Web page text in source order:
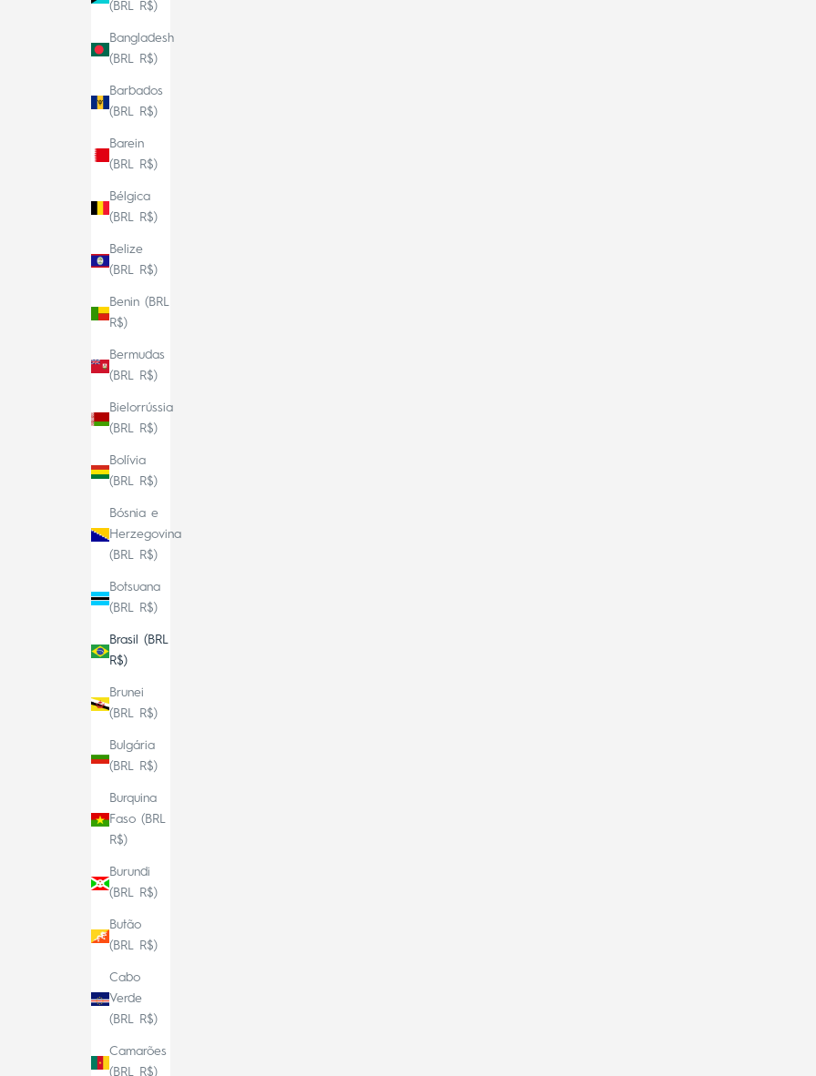
(BRL R$)
Bangladesh
(BRL R$)
Barbados
(BRL R$)
Barein
(BRL R$)
Bélgica
(BRL R$)
Belize
(BRL R$)
Benin (BRL
R$)
Bermudas
(BRL R$)
Bielorrússia
(BRL R$)
Bolívia
(BRL R$)
Bósnia e
Herzegovina
(BRL R$)
Botsuana
(BRL R$)
Brasil (BRL
R$)
Brunei
(BRL R$)
Bulgária
(BRL R$)
Burquina
Faso (BRL
R$)
Burundi
(BRL R$)
Butão
(BRL R$)
Cabo
Verde
(BRL R$)
Camarões
(BRL R$)